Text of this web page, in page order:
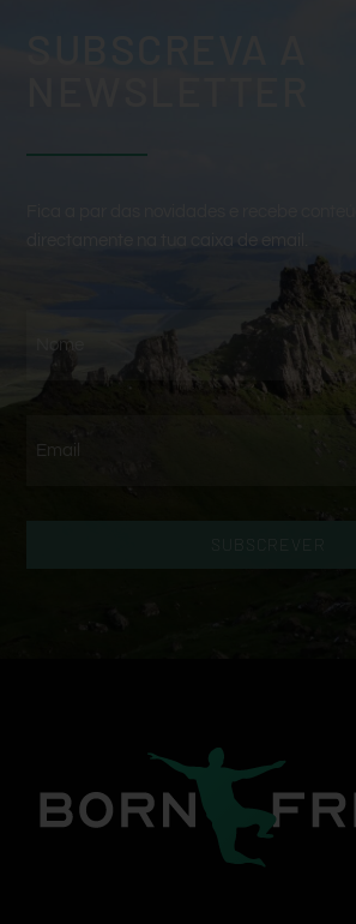
directamente na tua caixa de email.
SUBSCREVER